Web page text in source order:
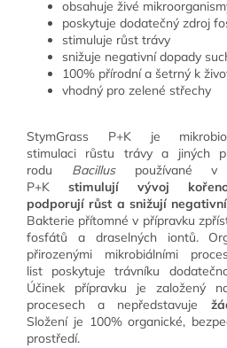
obsahuje živé
poskytuje dodatečný zdroj
stimuluje růst trávy
snižuje negativní dopady
100% přírodní a šetrný k
vhodný pro zelené střechy
StymGrass P+K je
stimulaci růstu trávy a jiných
rodu Bacilluspoužívané v
P+K stimulují vývoj
podporují růst a snižují
Bakterie přítomné v přípravku
fosfátů a draselných iontů.
přirozenými mikrobiálními
list poskytuje trávníku
Účinek přípravku je založený
procesech a nepředstavuje
Složení je 100% organické,
prostředí.